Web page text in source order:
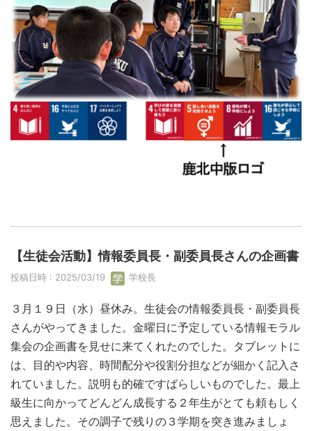
【生徒会活動】情報委員長・副委員長さんの企画書
投稿日時 : 2025/03/19 学校長
３月１９日（水）昼休み。生徒会の情報委員長・副委員長
さんがやってきました。金曜日に予定している情報モラル
集会の企画書を見せに来てくれたのでした。タブレットに
は、目的や内容、時間配分や役割分担などが細かく記入さ
れていました。説明も的確ですばらしいものでした。最上
級生に向かってどんどん成長する２年生がとても頼もしく
思えました。その調子で残りの３学期を突き進みましょ